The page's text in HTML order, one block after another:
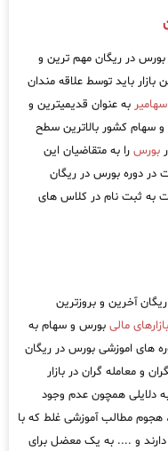
در ریگان مهم ترین و
باید توسط علاقه مندان
به عنوان قدیمیترین و
سهام کشور بالاترین سطح
بورس را به متقاضیان این
در دوره بورس در ریگان
به ثبت نام در کلاس های
آخرین و بروزترین
مالی بورس و سهام به
های اموزشی بورس در ریگان
و معامله گران در بازار
دلایلی همچون عدم وجود
هجوم مطالب آموزشی غلط که با
و .... به یک معضل برای